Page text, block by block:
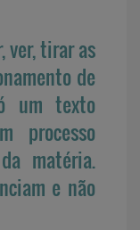
ver, tirar as
de
um texto
processo
matéria.
e não